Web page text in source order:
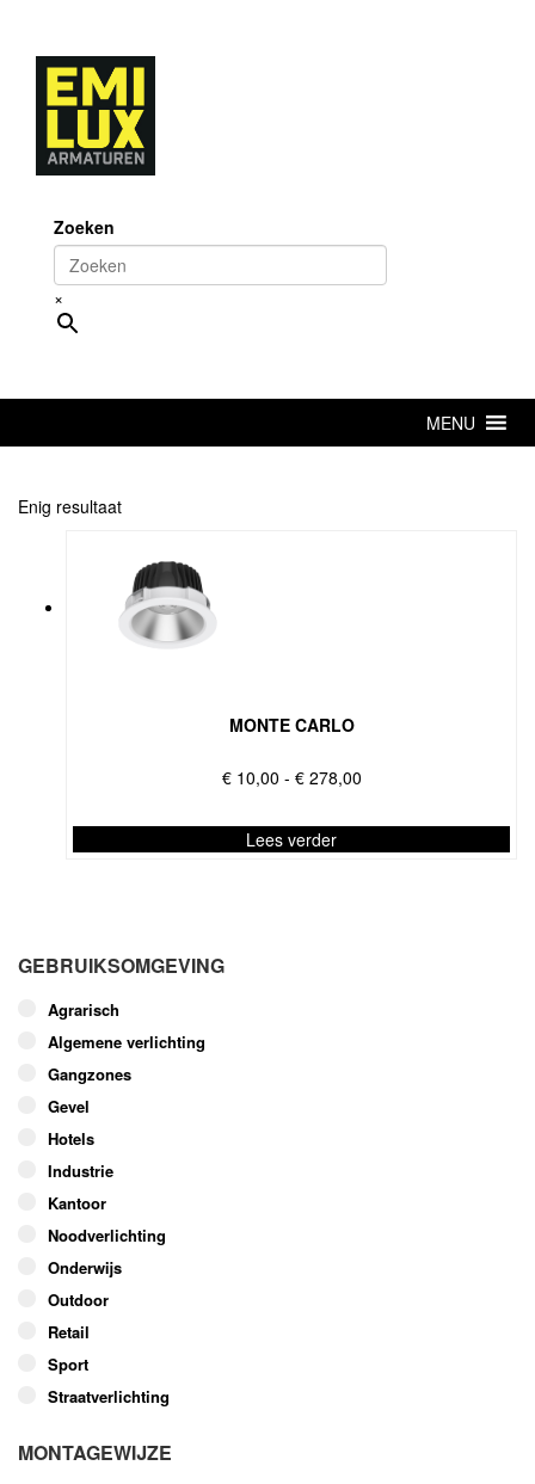
content
Zoeken
×
MENU
Enig resultaat
MONTE CARLO
€10,00 - €278,00Prijsklasse:
tot
€ 278,00
Lees verder
variaties.
optie
kan
gekozen
worden
op
productpagina
GEBRUIKSOMGEVING
Agrarisch
Algemene verlichting
Gangzones
Gevel
Hotels
Industrie
Kantoor
Noodverlichting
Onderwijs
Outdoor
Retail
Sport
Straatverlichting
MONTAGEWIJZE